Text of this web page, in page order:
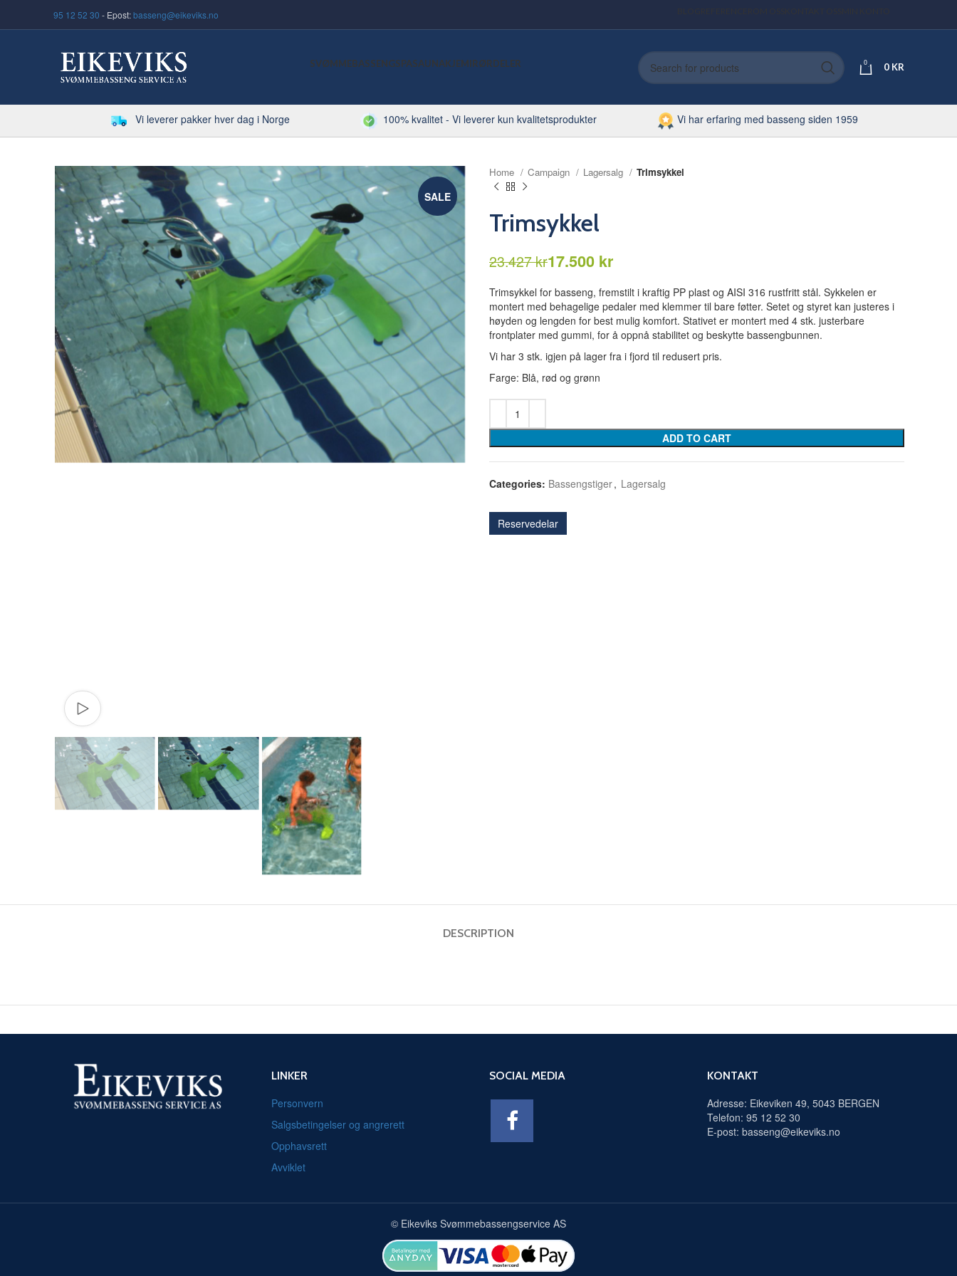
95 12 52 30 - Epost:basseng@eikeviks.no
SVØMMEBASSENGSPASAUNAKJEMIRØRDELER 0 0 KR
Vi leverer pakker hver dag i Norge 100% kvalitet - Vi leverer kun kvalitetsprodukter Vi har erfaring med basseng siden 1959
SALE
Watch video
Home Campaign Lagersalg Trimsykkel
kr krkr
Trimsykkel
23.427kr17.500 kr
Trimsykkel for basseng, fremstilt i kraftig PP plast og AISI 316 rustfritt stål. Sykkelen er
montert med behagelige pedaler med klemmer til bare føtter. Setet og styret kan justeres i
høyden og lengden for best mulig komfort. Stativet er montert med 4 stk. justerbare
frontplater med gummi, for å oppnå stabilitet og beskytte bassengbunnen.
Vi har 3 stk. igjen på lager fra i fjord til redusert pris.
Farge: Blå, rød og grønn
ADD TO CART
Categories: Bassengstiger, Lagersalg
Reservedelar
DESCRIPTION
LINKER
Personvern
Salgsbetingelser og angrerett
Opphavsrett
Avviklet
SOCIAL MEDIA KONTAKT
Adresse: Eikeviken 49, 5043 BERGEN
Telefon: 95 12 52 30
E-post: basseng@eikeviks.no
© Eikeviks Svømmebassengservice AS